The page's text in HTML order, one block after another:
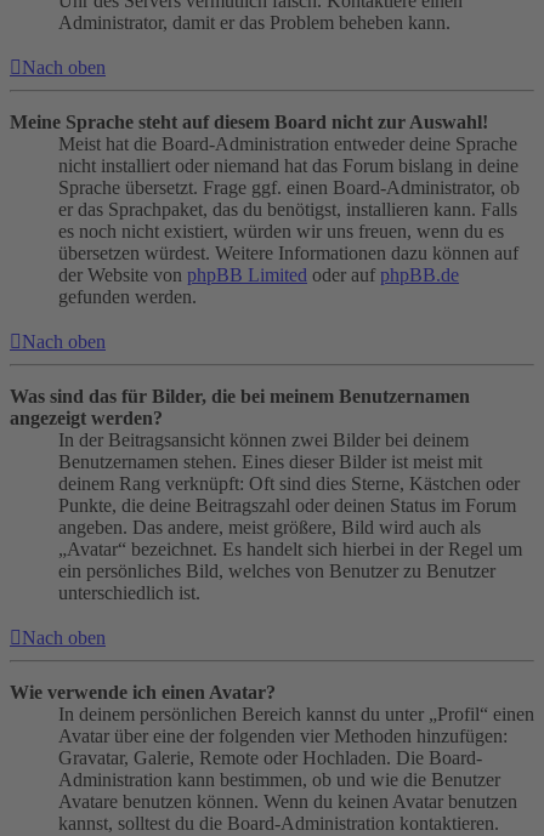
Administrator, damit er das Problem beheben kann.
Nach oben
Meine Sprache steht auf diesem Board nicht zur Auswahl!
Meist hat die Board-Administration entweder deine Sprache
nicht installiert oder niemand hat das Forum bislang in deine
Sprache übersetzt. Frage ggf. einen Board-Administrator, ob
er das Sprachpaket, das du benötigst, installieren kann. Falls
es noch nicht existiert, würden wir uns freuen, wenn du es
übersetzen würdest. Weitere Informationen dazu können auf
der Website von phpBB Limited oder auf phpBB.de
gefunden werden.
Nach oben
Was sind das für Bilder, die bei meinem Benutzernamen
angezeigt werden?
In der Beitragsansicht können zwei Bilder bei deinem
Benutzernamen stehen. Eines dieser Bilder ist meist mit
deinem Rang verknüpft: Oft sind dies Sterne, Kästchen oder
Punkte, die deine Beitragszahl oder deinen Status im Forum
angeben. Das andere, meist größere, Bild wird auch als
„Avatar“ bezeichnet. Es handelt sich hierbei in der Regel um
ein persönliches Bild, welches von Benutzer zu Benutzer
unterschiedlich ist.
Nach oben
Wie verwende ich einen Avatar?
In deinem persönlichen Bereich kannst du unter „Profil“ einen
Avatar über eine der folgenden vier Methoden hinzufügen:
Gravatar, Galerie, Remote oder Hochladen. Die Board-
Administration kann bestimmen, ob und wie die Benutzer
Avatare benutzen können. Wenn du keinen Avatar benutzen
kannst, solltest du die Board-Administration kontaktieren.